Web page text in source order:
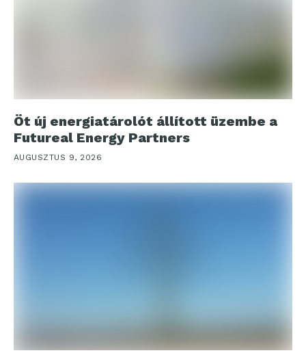
Öt új energiatárolót állított üzembe a
Futureal Energy Partners
AUGUSZTUS 9, 2026